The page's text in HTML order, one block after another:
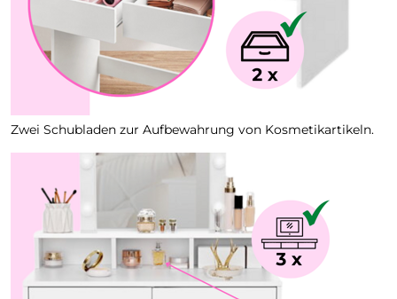
Zwei Schubladen zur Aufbewahrung von Kosmetikartikeln.